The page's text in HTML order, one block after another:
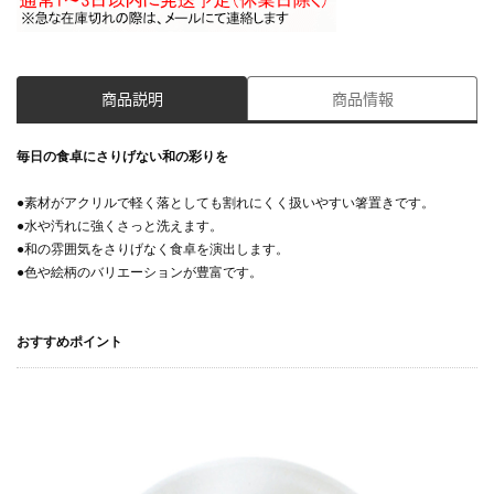
商品説明 商品情報
毎日の食卓にさりげない和の彩りを
●素材がアクリルで軽く落としても割れにくく扱いやすい箸置きです。
●水や汚れに強くさっと洗えます。
●和の雰囲気をさりげなく食卓を演出します。
●色や絵柄のバリエーションが豊富です。
おすすめポイント